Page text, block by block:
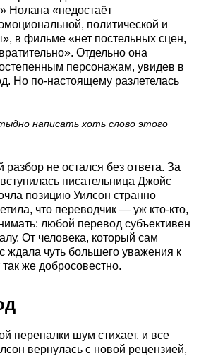
Нолана «недостаёт
политической и
в фильме «нет постельных сцен,
Отдельно она
персонажам, увидев в
Но по-настоящему разлетелась
написать хоть слово этого
разбор не остался без ответа. За
писательница Джойс
позицию Уилсон странно
что переводчик — уж кто-кто,
любой перевод субъективен
От человека, который сам
ждала чуть большего уважения к
так же добросовестно.
перепалки шум стихает, и все
вернулась с новой рецензией,